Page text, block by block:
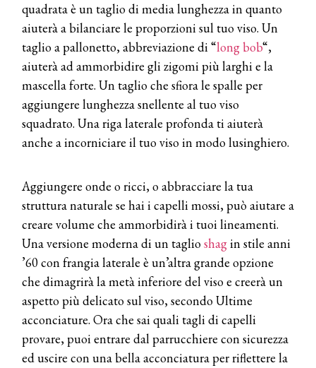
quadrata è un taglio di media lunghezza in quanto
aiuterà a bilanciare le proporzioni sul tuo viso. Un
taglio a pallonetto, abbreviazione di “long bob“,
aiuterà ad ammorbidire gli zigomi più larghi e la
mascella forte. Un taglio che sfiora le spalle per
aggiungere lunghezza snellente al tuo viso
squadrato. Una riga laterale profonda ti aiuterà
anche a incorniciare il tuo viso in modo lusinghiero.
Aggiungere onde o ricci, o abbracciare la tua
struttura naturale se hai i capelli mossi, può aiutare a
creare volume che ammorbidirà i tuoi lineamenti.
Una versione moderna di un taglioshagin stile anni
’60 con frangia laterale è un’altra grande opzione
che dimagrirà la metà inferiore del viso e creerà un
aspetto più delicato sul viso, secondo Ultime
acconciature. Ora che sai quali tagli di capelli
provare, puoi entrare dal parrucchiere con sicurezza
ed uscire con una bella acconciatura per riflettere la